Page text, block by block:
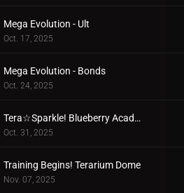
Mega Evolution - Ult
Oct. 17, 2025
Mega Evolution - Bonds
Oct. 24, 2025
Tera☆Sparkle! Blueberry Academy
Oct. 31, 2025
Training Begins! Terarium Dome
Nov. 07, 2025